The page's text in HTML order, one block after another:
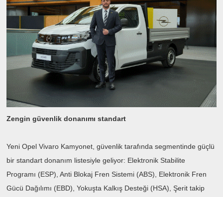
Zengin güvenlik donanımı standart
Yeni Opel Vivaro Kamyonet, güvenlik tarafında segmentinde güçlü
bir standart donanım listesiyle geliyor: Elektronik Stabilite
Programı (ESP), Anti Blokaj Fren Sistemi (ABS), Elektronik Fren
Gücü Dağılımı (EBD), Yokuşta Kalkış Desteği (HSA), Şerit takip